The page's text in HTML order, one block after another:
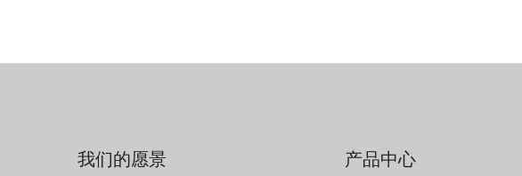
我们的愿景 产品中心